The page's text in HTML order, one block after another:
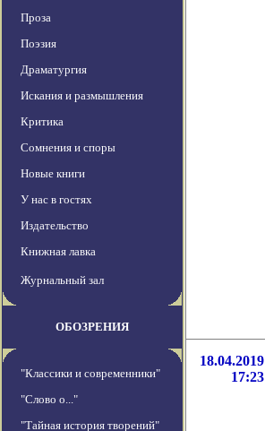
Проза
Поэзия
Драматургия
Искания и размышления
Критика
Сомнения и споры
Новые книги
У нас в гостях
Издательство
Книжная лавка
Журнальный зал
ОБОЗРЕНИЯ
"Классики и современники"
"Слово о..."
"Тайная история творений"
18.04.2019
17:23